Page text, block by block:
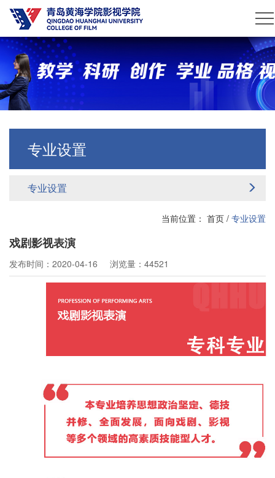
专业设置
专业设置
当前位置： 首页 / 专业设置
戏剧影视表演
发布时间：2020-04-16 浏览量：44521